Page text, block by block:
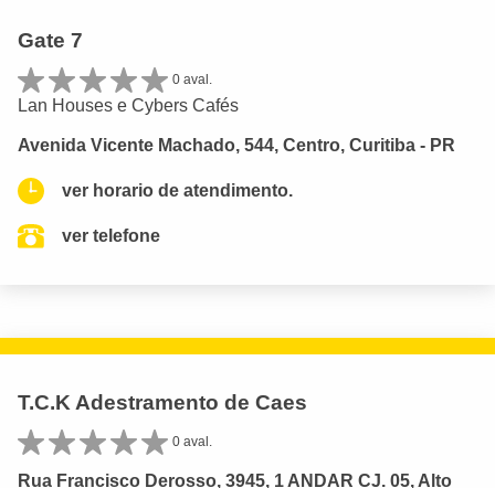
Gate 7
0 aval.
Lan Houses e Cybers Cafés
Avenida Vicente Machado, 544, Centro, Curitiba - PR
ver horario de atendimento.
ver telefone
T.C.K Adestramento de Caes
0 aval.
Rua Francisco Derosso, 3945, 1 ANDAR CJ. 05, Alto